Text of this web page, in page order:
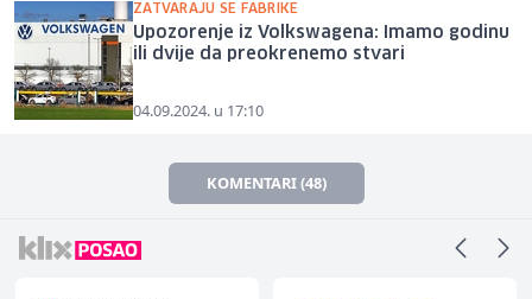
ZATVARAJU SE FABRIKE
Upozorenje iz Volkswagena: Imamo godinu
ili dvije da preokrenemo stvari
04.09.2024. u 17:10
KOMENTARI (48)